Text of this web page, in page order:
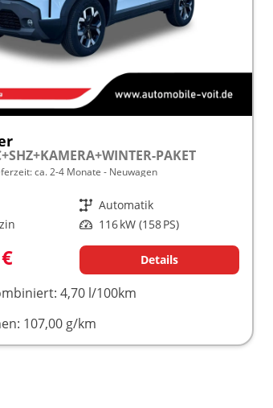
PAKET
ca. 2-4 Monate Neuwagen
Getriebe Automatik
Leistung 116 kW (158 PS)
Details
4,70 l/100km
107,00 g/km